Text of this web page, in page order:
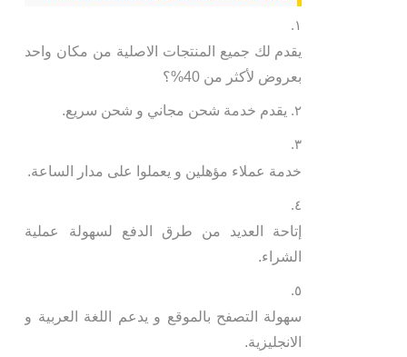
يقدم لك جميع المنتجات الاصلية من مكان واحد
بعروض لأكثر من 40%؟
يقدم خدمة شحن مجاني و شحن سريع.
خدمة عملاء مؤهلين و يعملوا على مدار الساعة.
إتاحة العديد من طرق الدفع لسهولة عملية
الشراء.
سهولة التصفح بالموقع و يدعم اللغة العربية و
الانجليزية.